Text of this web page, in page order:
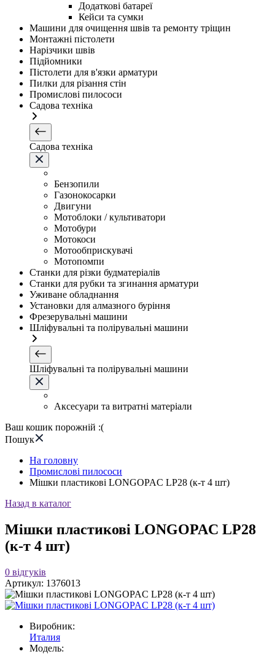
Додаткові батареї
Кейси та сумки
Машини для очищення швів та ремонту тріщин
Монтажні пістолети
Нарізчики швів
Підйомники
Пістолети для в'язки арматури
Пилки для різання стін
Промислові пилососи
Садова техніка
Садова техніка
Бензопили
Газонокосарки
Двигуни
Мотоблоки / культиватори
Мотобури
Мотокоси
Мотообприскувачі
Мотопомпи
Станки для різки будматеріалів
Станки для рубки та згинання арматури
Уживане обладнання
Установки для алмазного буріння
Фрезерувальні машини
Шліфувальні та полірувальні машини
Шліфувальні та полірувальні машини
Аксесуари та витратні матеріали
Ваш кошик порожній :(
Пошук
На головну
Промислові пилососи
Мішки пластикові LONGOPAC LP28 (к-т 4 шт)
Назад в каталог
Мішки пластикові LONGOPAC LP28
(к-т 4 шт)
0 відгуків
Артикул: 1376013
Виробник:
Италия
Модель: